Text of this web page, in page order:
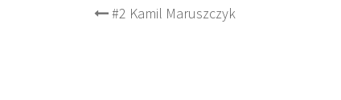
Post
#2 Kamil Maruszczyk